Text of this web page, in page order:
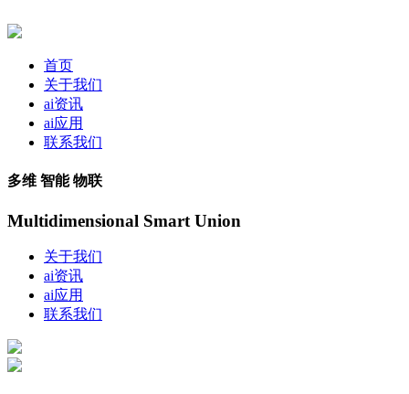
首页
关于我们
ai资讯
ai应用
联系我们
多维 智能 物联
Multidimensional Smart Union
关于我们
ai资讯
ai应用
联系我们